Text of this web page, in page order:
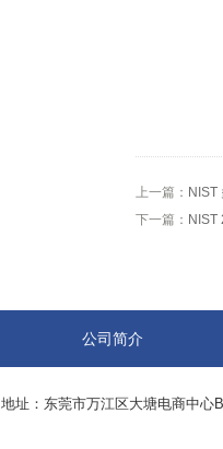
上一篇： NIST
下一篇： NIST
公司简介
地址：东莞市万江区大塘电商中